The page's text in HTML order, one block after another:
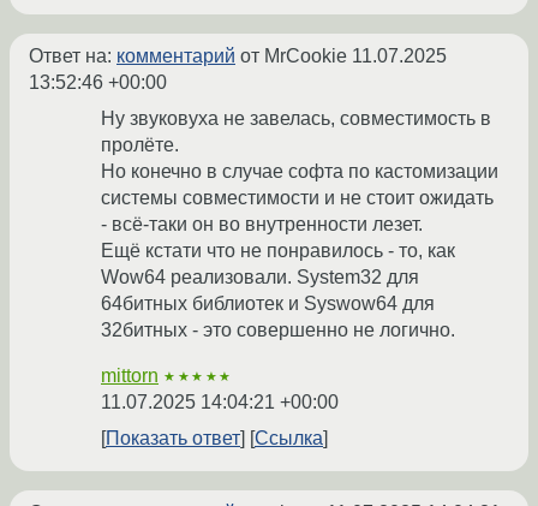
Ответ на: комментарий от MrCookie 11.07.2025
13:52:46 +00:00
Ну звуковуха не завелась, совместимость в
пролёте.
Но конечно в случае софта по кастомизации
системы совместимости и не стоит ожидать
- всё-таки он во внутренности лезет.
Ещё кстати что не понравилось - то, как
Wow64 реализовали. System32 для
64битных библиотек и Syswow64 для
32битных - это совершенно не логично.
mittorn ★★★★★
11.07.2025 14:04:21 +00:00
Показать ответ
Ссылка